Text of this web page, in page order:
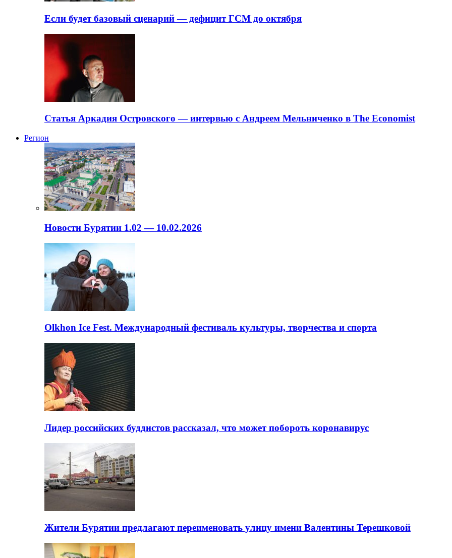
Если будет базовый сценарий — дефицит ГСМ до октября
Статья Аркадия Островского — интервью с Андреем Мельниченко в The Economist
Регион
Новости Бурятии 1.02 — 10.02.2026
Olkhon Ice Fest. Международный фестиваль культуры, творчества и спорта
Лидер российских буддистов рассказал, что может побороть коронавирус
Жители Бурятии предлагают переименовать улицу имени Валентины Терешковой